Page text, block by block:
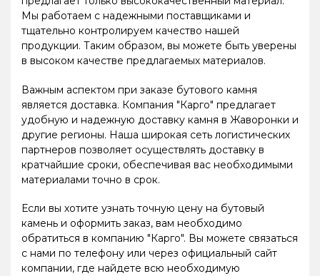
Мы работаем с надежными поставщиками и
тщательно контролируем качество нашей
продукции. Таким образом, вы можете быть уверены
в высоком качестве предлагаемых материалов.
Важным аспектом при заказе бутового камня
является доставка. Компания "Карго" предлагает
удобную и надежную доставку камня в Жаворонки и
другие регионы. Наша широкая сеть логистических
партнеров позволяет осуществлять доставку в
кратчайшие сроки, обеспечивая вас необходимыми
материалами точно в срок.
Если вы хотите узнать точную цену на бутовый
камень и оформить заказ, вам необходимо
обратиться в компанию "Карго". Вы можете связаться
с нами по телефону или через официальный сайт
компании, где найдете всю необходимую